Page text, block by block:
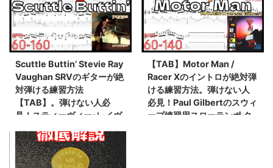
【Guitar Picking Vol.44】
Scuttle Buttin’ Stevie Ray
Vaughan SRVのギターが絶
対弾ける練習方法
【TAB】。弾けない人必
見！スティーヴィー･レイヴ
ーテンポ タブ楽譜【Guitar
Picking Vol.45】
【TAB】Motor Man /
Racer Xのイントロが絶対弾
ける練習方法。弾けない人
必見！Paul Gilbertのスウィ
ープ練習用スローテンポ タ